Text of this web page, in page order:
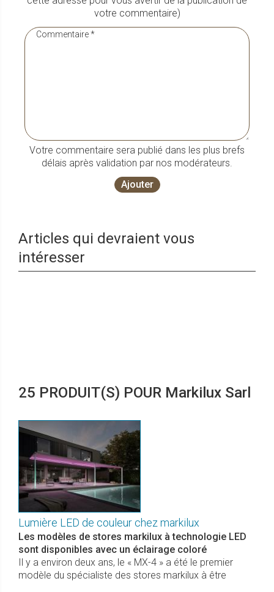
votre commentaire)
Votre commentaire sera publié dans les plus brefs
délais après validation par nos modérateurs.
Ajouter
Articles qui devraient vous
intéresser
25 PRODUIT(S) POUR Markilux Sarl
Lumière LED de couleur chez markilux
Les modèles de stores markilux à technologie LED
sont disponibles avec un éclairage coloré
Il y a environ deux ans, le « MX-4 » a été le premier
modèle du spécialiste des stores markilux à être